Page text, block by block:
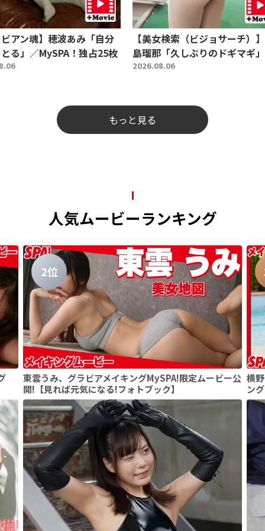
アン魂】穂波あみ「自分
る」／MySPA！独占25枚
【美女検索（ビジョサーチ）
島瑠那「久しぶりのドギマギ」
2026.08.06
もっと見る
人気ムービーランキング
2位
東雲うみ、グラビアメイキングMySPA!限定ムービー公
開!【見れば元気になる!フォトブック】
横
ン